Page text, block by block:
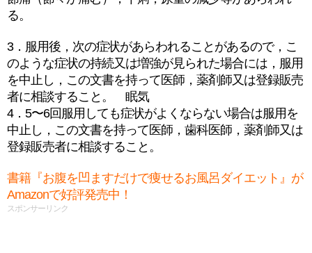
る。
3．服用後，次の症状があらわれることがあるので，こ
のような症状の持続又は増強が見られた場合には，服用
を中止し，この文書を持って医師，薬剤師又は登録販売
者に相談すること。 眠気
4．5〜6回服用しても症状がよくならない場合は服用を
中止し，この文書を持って医師，歯科医師，薬剤師又は
登録販売者に相談すること。
書籍『お腹を凹ますだけで痩せるお風呂ダイエット』が
Amazonで好評発売中！
スポンサーリンク